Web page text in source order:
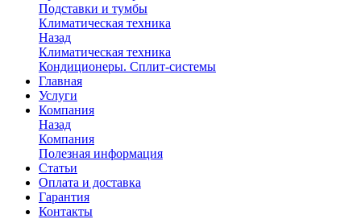
Подставки и тумбы
Климатическая техника
Назад
Климатическая техника
Кондиционеры. Сплит-системы
Главная
Услуги
Компания
Назад
Компания
Полезная информация
Статьи
Оплата и доставка
Гарантия
Контакты